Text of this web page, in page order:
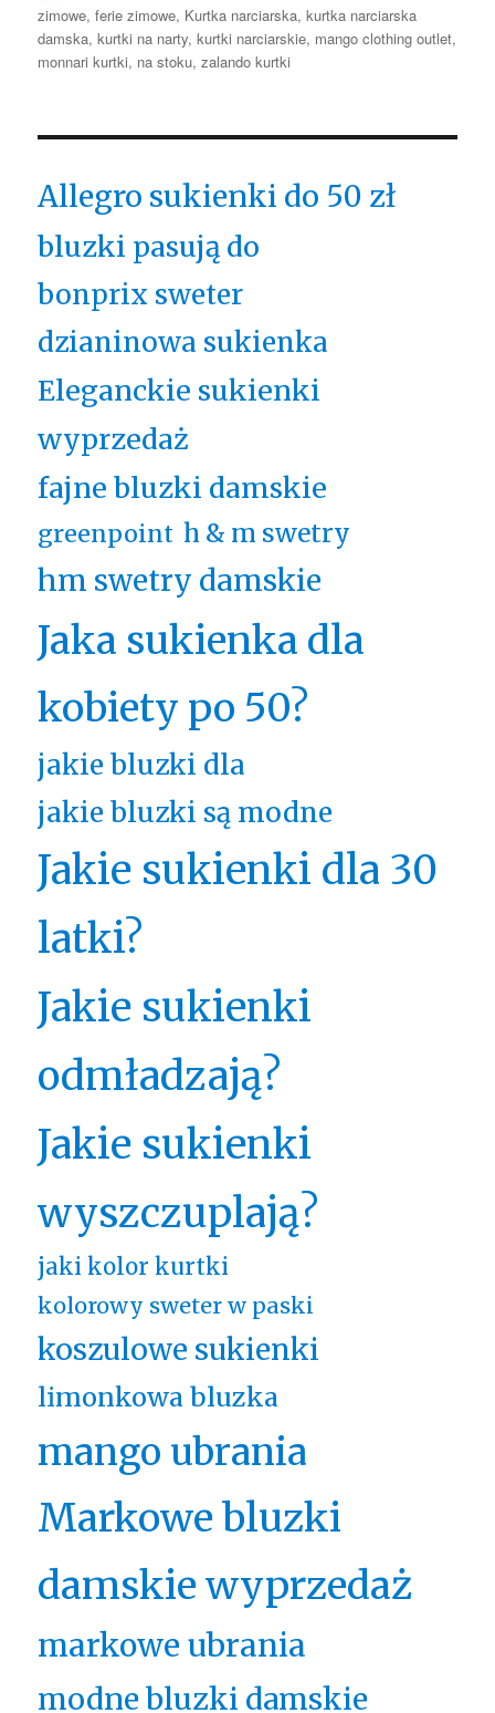
zimowe,ferie zimowe, Kurtka narciarska,kurtka narciarska
damska,kurtki na narty,kurtki narciarskie, mango clothing outlet,
monnari kurtki, na stoku,zalando kurtki
Allegro sukienki do 50 zł
bluzki pasują do
bonprix sweter
dzianinowa sukienka
Eleganckie sukienki
wyprzedaż
fajne bluzki damskie
greenpoint h & m swetry
hm swetry damskie
Jaka sukienka dla
kobiety po 50?
jakie bluzki dla
jakie bluzki są modne
Jakie sukienki dla 30
latki?
Jakie sukienki
odmładzają?
Jakie sukienki
wyszczuplają?
jaki kolor kurtki
kolorowy sweter w paski
koszulowe sukienki
limonkowa bluzka
mango ubrania
Markowe bluzki
damskie wyprzedaż
markowe ubrania
modne bluzki damskie